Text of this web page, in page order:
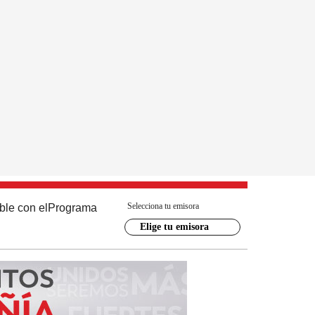
con el Programa Selecciona tu emisora
Elige tu emisora